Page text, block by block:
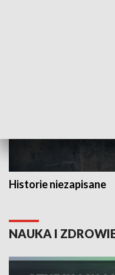
Historie niezapisane
NAUKA I